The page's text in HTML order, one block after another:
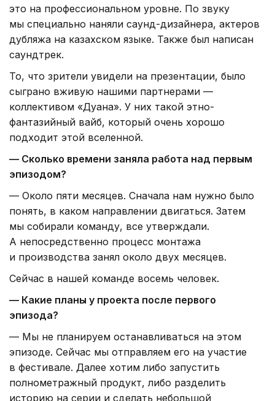
это на профессиональном уровне. По звуку
мы специально наняли саунд-дизайнера, актеров
дубляжа на казахском языке. Также был написан
саундтрек.
То, что зрители увидели на презентации, было
сыграно вживую нашими партнерами —
коллективом «Дуана». У них такой этно-
фантазийный вайб, который очень хорошо
подходит этой вселенной.
— Сколько времени заняла работа над первым
эпизодом?
— Около пяти месяцев. Сначала нам нужно было
понять, в каком направлении двигаться. Затем
мы собирали команду, все утверждали.
А непосредственно процесс монтажа
и производства занял около двух месяцев.
Сейчас в нашей команде восемь человек.
— Какие планы у проекта после первого
эпизода?
— Мы не планируем останавливаться на этом
эпизоде. Сейчас мы отправляем его на участие
в фестивале. Далее хотим либо запустить
полнометражный продукт, либо разделить
историю на серии и сделать небольшой